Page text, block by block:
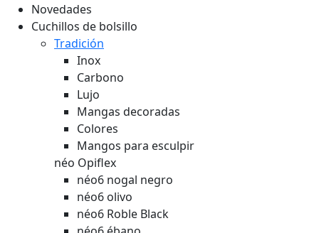
Novedades
Cuchillos de bolsillo
Tradición
Inox
Carbono
Lujo
Mangas decoradas
Colores
Mangos para esculpir
néo Opiflex
néo6 nogal negro
néo6 olivo
néo6 Roble Black